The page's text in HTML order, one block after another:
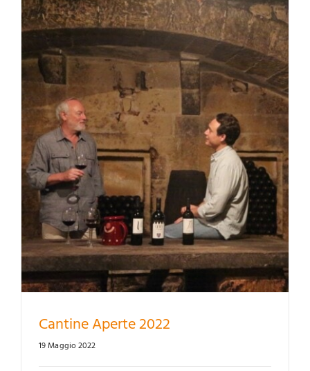
Cantine Aperte 2022
19 Maggio 2022